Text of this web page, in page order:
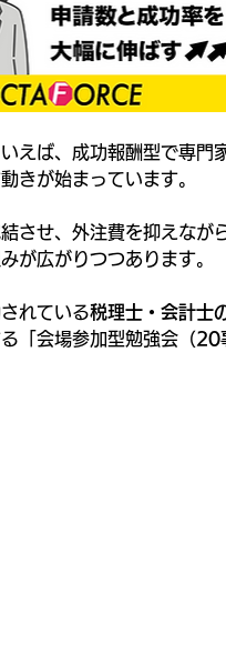
えば、成功報酬型で専
きが始まっています。
させ、外注費を抑えなが
が広がりつつあります。
れている税理士・会計士
「会場参加型勉強会（20